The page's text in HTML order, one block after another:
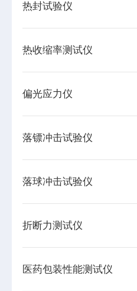
热封试验仪
热收缩率测试仪
偏光应力仪
落镖冲击试验仪
落球冲击试验仪
折断力测试仪
医药包装性能测试仪